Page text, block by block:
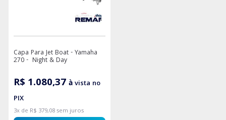
Capa Para Jet Boat - Yamaha
270 - Night & Day
R$ 1.080,37 à vista no
PIX
3x de R$ 379,08 sem juros